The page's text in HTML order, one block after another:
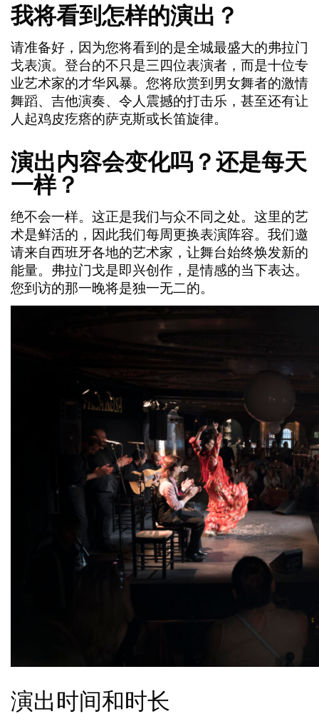
我将看到怎样的演出？
请准备好，因为您将看到的是全城最盛大的弗拉门
戈表演。登台的不只是三四位表演者，而是十位专
业艺术家的才华风暴。您将欣赏到男女舞者的激情
舞蹈、 吉他演奏、令人震撼的打击乐 ，甚至还有让
人起鸡皮疙瘩的萨克斯或长笛旋律。
演出内容会变化吗？还是每天
一样？
绝不会一样。这正是我们与众不同之处。这里的艺
术是鲜活的 ，因此我们每周更换表演阵容。我们邀
请来自西班牙各地的艺术家，让舞台始终焕发新的
能量。弗拉门戈是即兴创作 ，是情感的当下表达。
您到访的那一晚将是独一无二的。
演出时间和时长